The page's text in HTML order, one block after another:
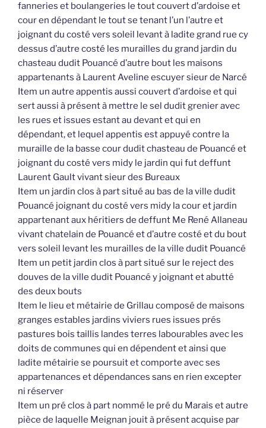
fanneries et boulangeries le tout couvert d’ardoise et
cour en dépendant le tout se tenant l’un l’autre et
joignant du costé vers soleil levant à ladite grand rue cy
dessus d’autre costé les murailles du grand jardin du
chasteau dudit Pouancé d’autre bout les maisons
appartenants à Laurent Aveline escuyer sieur de Narcé
Item un autre appentis aussi couvert d’ardoise et qui
sert aussi à présent à mettre le sel dudit grenier avec
les rues et issues estant au devant et qui en
dépendant, et lequel appentis est appuyé contre la
muraille de la basse cour dudit chasteau de Pouancé et
joignant du costé vers midy le jardin qui fut deffunt
Laurent Gault vivant sieur des Bureaux
Item un jardin clos à part situé au bas de la ville dudit
Pouancé joignant du costé vers midy la cour et jardin
appartenant aux héritiers de deffunt Me René Allaneau
vivant chatelain de Pouancé et d’autre costé et du bout
vers soleil levant les murailles de la ville dudit Pouancé
Item un petit jardin clos à part situé sur le reject des
douves de la ville dudit Pouancé y joignant et abutté
des deux bouts
Item le lieu et métairie de Grillau composé de maisons
granges estables jardins viviers rues issues prés
pastures bois taillis landes terres labourables avec les
doits de communes qui en dépendent et ainsi que
ladite métairie se poursuit et comporte avec ses
appartenances et dépendances sans en rien excepter
ni réserver
Item un pré clos à part nommé le pré du Marais et autre
pièce de laquelle Meignan jouit à présent acquise par